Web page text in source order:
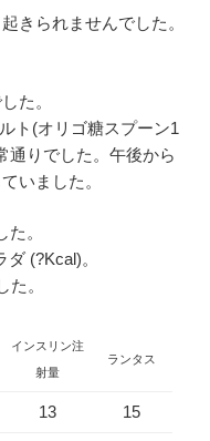
きられませんでした。
た。
ト(オリゴ糖スプーン1
通りでした。午後から
いました。
。
(?Kcal)。
。
インスリン注
射量
ランタス
13 15